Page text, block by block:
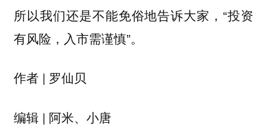
所以我们还是不能免俗地告诉大家，“投资
有风险，入市需谨慎”。
作者 | 罗仙贝
编辑 | 阿米、小唐